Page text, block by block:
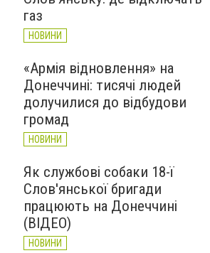
газ
НОВИНИ
«Армія відновлення» на
Донеччині: тисячі людей
долучилися до відбудови
громад
НОВИНИ
Як службові собаки 18-ї
Слов'янської бригади
працюють на Донеччині
(ВІДЕО)
НОВИНИ